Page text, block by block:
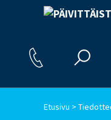
Etusivu >